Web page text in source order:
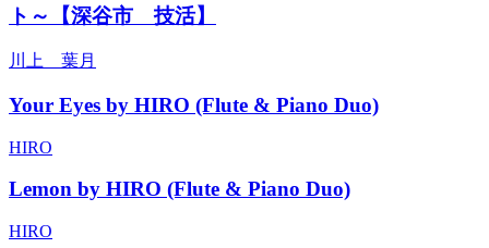
ト～【深谷市 技活】
川上 葉月
Your Eyes by HIRO (Flute & Piano Duo)
HIRO
Lemon by HIRO (Flute & Piano Duo)
HIRO